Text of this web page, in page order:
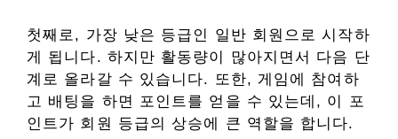
첫째로, 가장 낮은 등급인 일반 회원으로 시작하
게 됩니다. 하지만 활동량이 많아지면서 다음 단
계로 올라갈 수 있습니다. 또한, 게임에 참여하
고 배팅을 하면 포인트를 얻을 수 있는데, 이 포
인트가 회원 등급의 상승에 큰 역할을 합니다.